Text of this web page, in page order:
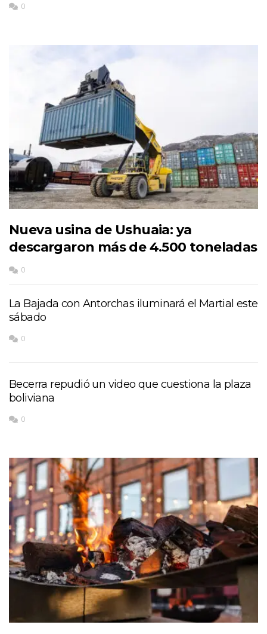
0
Nueva usina de Ushuaia: ya
descargaron más de 4.500 toneladas
0
La Bajada con Antorchas iluminará el Martial este
sábado
0
Becerra repudió un video que cuestiona la plaza
boliviana
0